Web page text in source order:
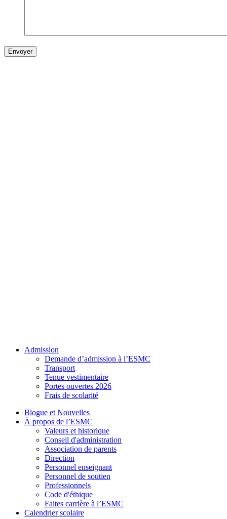
Admission
Demande d’admission à l’ESMC
Transport
Tenue vestimentaire
Portes ouvertes 2026
Frais de scolarité
Blogue et Nouvelles
À propos de l’ESMC
Valeurs et historique
Conseil d'administration
Association de parents
Direction
Personnel enseignant
Personnel de soutien
Professionnels
Code d'éthique
Faites carrière à l’ESMC
Calendrier scolaire